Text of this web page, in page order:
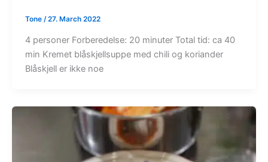
Tone /27. March 2022
4 personer Forberedelse: 20 minuter Total tid: ca 40
min Kremet blåskjellsuppe med chili og koriander
Blåskjell er ikke noe